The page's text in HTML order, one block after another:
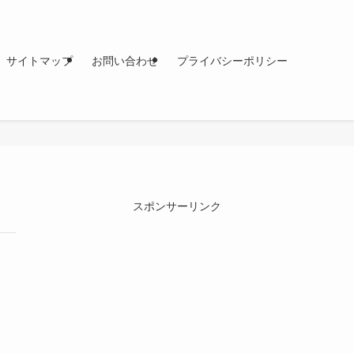
サイトマップ お問い合わせ プライバシーポリシー
スポンサーリンク